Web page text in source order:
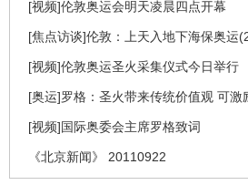
[视频]伦敦奥运会明天凌晨四点开幕
[焦点访谈]伦敦：上天入地下海保奥运
[视频]伦敦奥运圣火采集仪式今日举行
[奥运]罗格：圣火带来传统价值观 可激
[视频]国际奥委会主席罗格致词
《北京新闻》 20110922